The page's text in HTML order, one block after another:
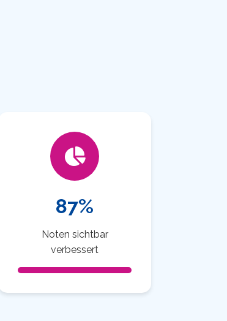
87%
Noten sichtbar
verbessert